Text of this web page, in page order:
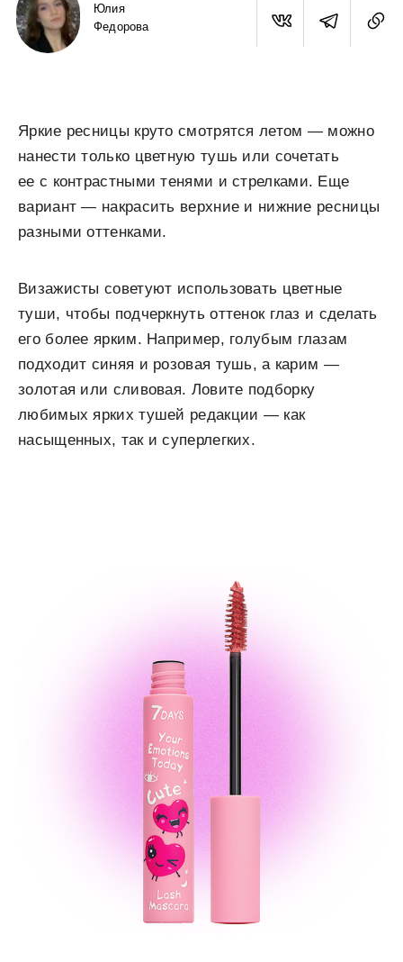
Юлия
Федорова
Яркие ресницы круто смотрятся летом — можно
нанести только цветную тушь или сочетать
ее с контрастными тенями и стрелками. Еще
вариант — накрасить верхние и нижние ресницы
разными оттенками.
Визажисты советуют использовать цветные
туши, чтобы подчеркнуть оттенок глаз и сделать
его более ярким. Например, голубым глазам
подходит синяя и розовая тушь, а карим —
золотая или сливовая. Ловите подборку
любимых ярких тушей редакции — как
насыщенных, так и суперлегких.